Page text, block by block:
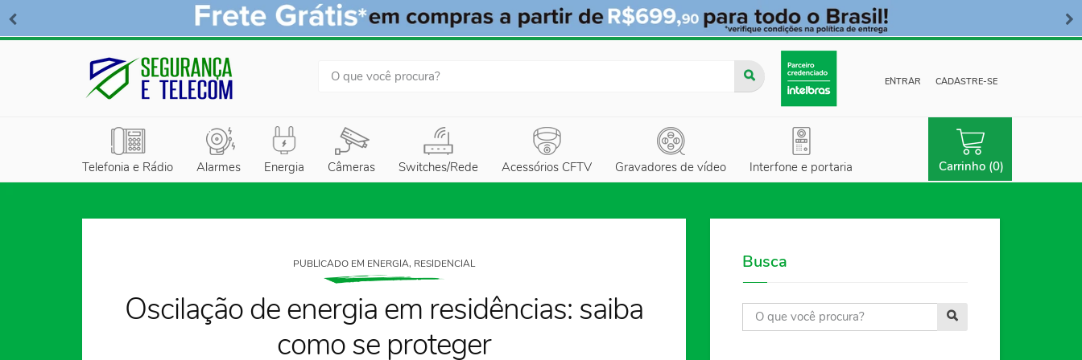
ENTRAR
CADASTRE-SE
Telefonia e Rádio Alarmes Energia Câmeras Switches/Rede Acessórios CFTV Gravadores de vídeo Interfone e portaria Carrinho (0)
PUBLICADO EM ENERGIA, RESIDENCIAL
Oscilação de energia em residências: saiba
como se proteger
Busca
u